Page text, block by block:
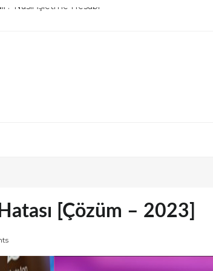
Nasıl İşletme Hesabı
[Çözüm – 2023]